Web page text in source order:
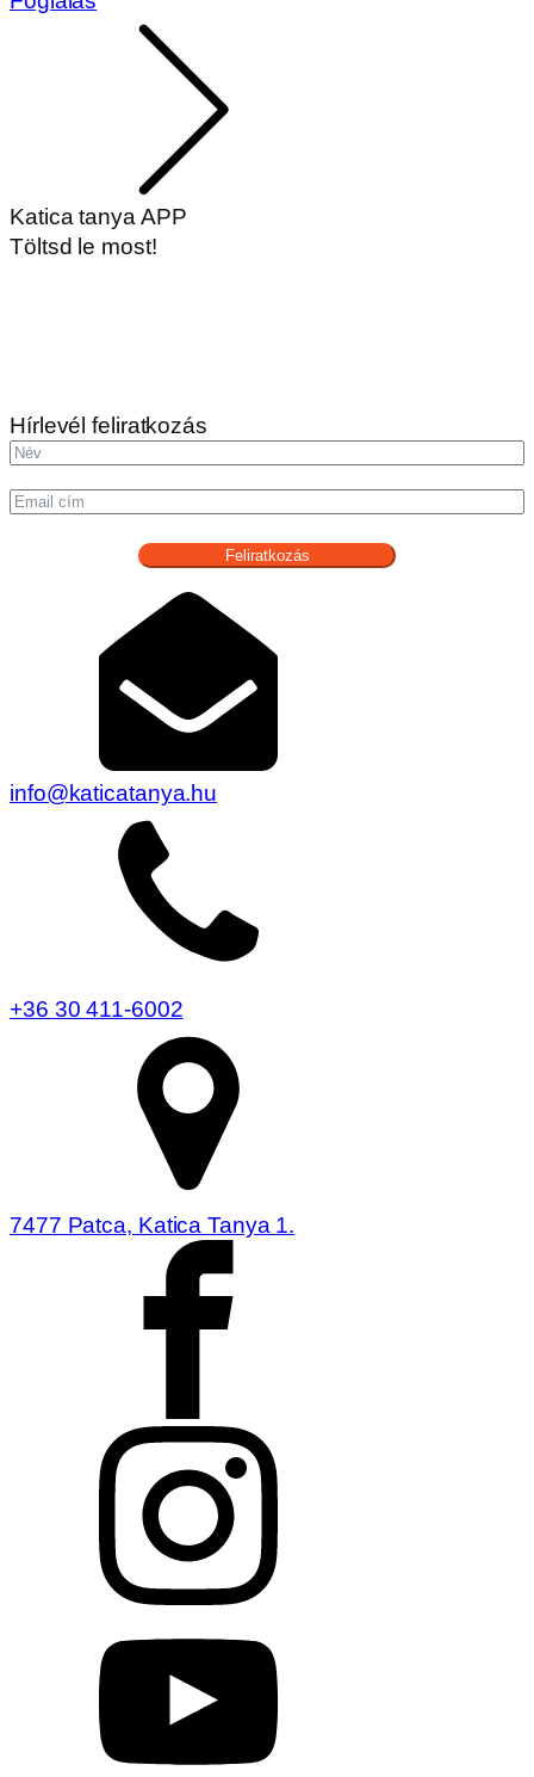
Katica tanya APP
Töltsd le most!
Hírlevél feliratkozás
Feliratkozás
info@katicatanya.hu
+36 30 411-6002
7477 Patca, Katica Tanya 1.